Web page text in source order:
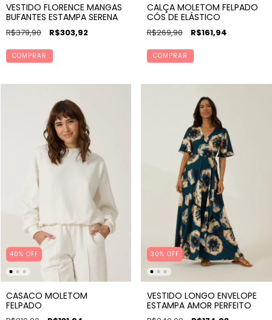
VESTIDO FLORENCE MANGAS
BUFANTES ESTAMPA SERENA
R$379,90 R$303,92
COMPRAR
CALÇA MOLETOM FELPADO
CÓS DE ELÁSTICO
R$269,90 R$161,94
COMPRAR
40% OFF
CASACO MOLETOM
FELPADO
30% OFF
VESTIDO LONGO ENVELOPE
ESTAMPA AMOR PERFEITO